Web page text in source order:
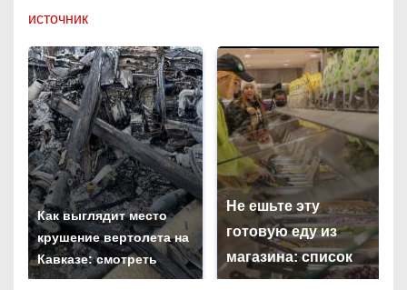
источник
Как выглядит место
крушение вертолета на
Кавказе: смотреть
Не ешьте эту
готовую еду из
магазина: список